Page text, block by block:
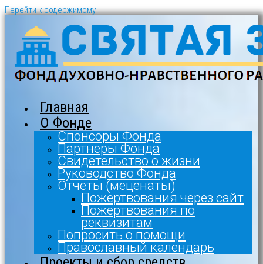
Перейти к содержимому
Главная
О Фонде
Спонсоры Фонда
Партнеры Фонда
Свидетельство о жизни
Руководство Фонда
Отчеты (меценаты)
Пожертвования через сайт
Пожертвования по
реквизитам
Попросить о помощи
Православный календарь